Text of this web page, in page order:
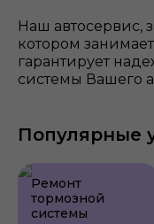
Наш автосервис,
котором
гарантирует
системы Вашего
Популярные
Ремонт
тормозной
системы